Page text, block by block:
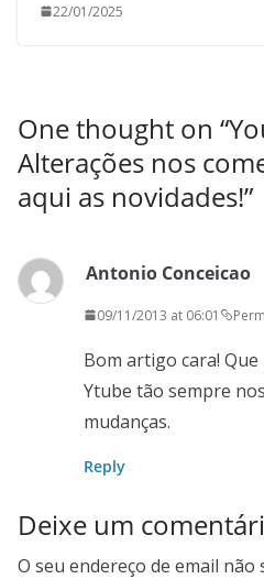
22/01/2025
One thought on “
Alterações nos
aqui as novidades!”
Antonio Conceicao
09/11/2013 at 06:01
Bom artigo cara!
Ytube tão sempre
mudanças.
Reply
Deixe um
O seu endereço de email não